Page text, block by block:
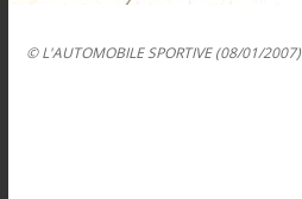
© L'AUTOMOBILE SPORTIVE (08/01/2007)